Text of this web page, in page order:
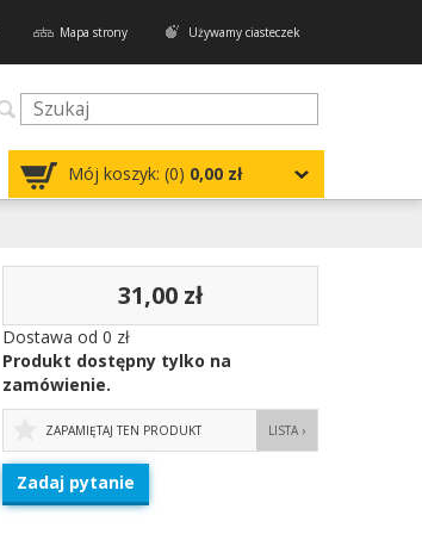
Używamy ciasteczek
Mapa strony
Mój koszyk: (0) 0,00 zł
31,00 zł
Dostawa od 0 zł
Produkt dostępny tylko na
zamówienie.
LISTA ›
ZAPAMIĘTAJ TEN PRODUKT
Zadaj pytanie